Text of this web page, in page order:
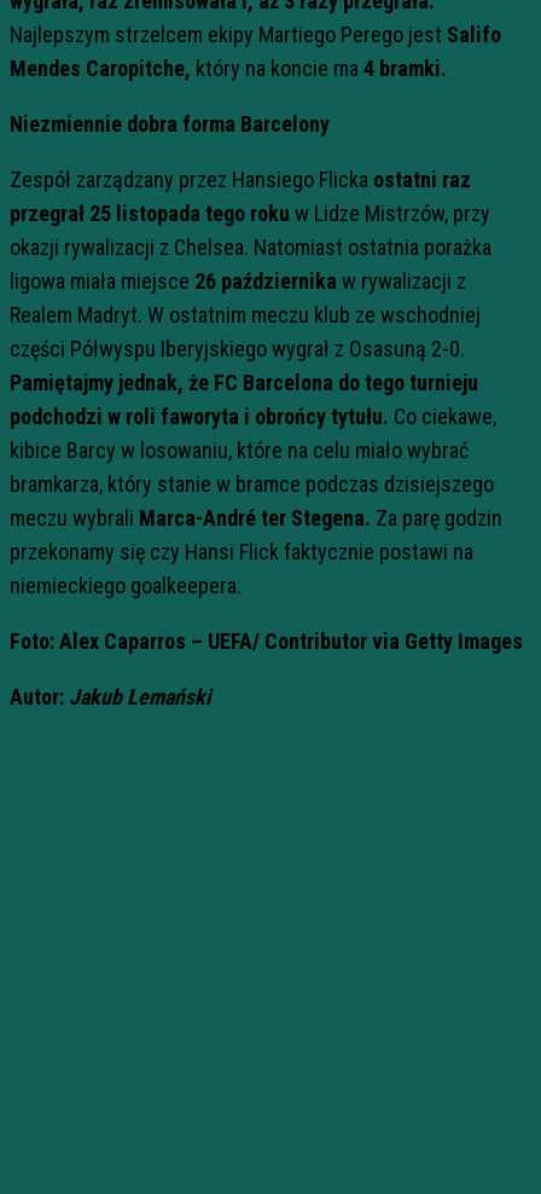
Najlepszym strzelcem ekipy Martiego Perego jest Salifo
Mendes Caropitche, który na koncie ma 4 bramki.
Niezmiennie dobra forma Barcelony
Zespół zarządzany przez Hansiego Flicka ostatni raz
przegrał 25 listopada tego roku w Lidze Mistrzów, przy
okazji rywalizacji z Chelsea. Natomiast ostatnia porażka
ligowa miała miejsce 26 października w rywalizacji z
Realem Madryt. W ostatnim meczu klub ze wschodniej
części Półwyspu Iberyjskiego wygrał z Osasuną 2-0.
Pamiętajmy jednak, że FC Barcelona do tego turnieju
podchodzi w roli faworyta i obrońcy tytułu. Co ciekawe,
kibice Barcy w losowaniu, które na celu miało wybrać
bramkarza, który stanie w bramce podczas dzisiejszego
meczu wybrali Marca-André ter Stegena. Za parę godzin
przekonamy się czy Hansi Flick faktycznie postawi na
niemieckiego goalkeepera.
Foto: Alex Caparros – UEFA/ Contributor via Getty Images
Autor: Jakub Lemański